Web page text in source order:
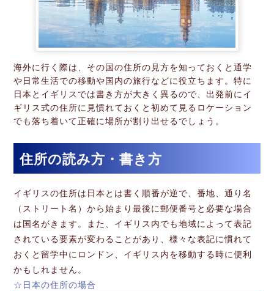
海外に行く際は、その国の住所の見方を知っておくと通学
や日常生活での移動や国内の旅行などに役立ちます。特に
日本とイギリスでは書き方が大きく異るので、出発前にイ
ギリス式の住所に見慣れておくと初めて見るロケーション
でも落ち着いて正確に場所が割り出せるでしょう。
住所の読み方・書き方
イギリスの住所は日本とは書く順番が逆で、番地、通り名
（ストリート名）から始まり最後に郵便番号と必要な場合
は国名がきます。また、イギリス内でも地域によって表記
されている要素が変わることがあり、様々な表記に慣れて
おくと留学中にロンドン、イギリス内を移動する時に便利
かもしれません。
☆日本の住所の場合